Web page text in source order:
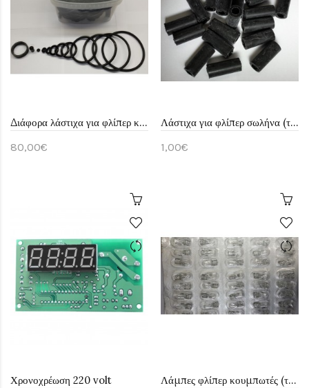
Διάφορα λάστιχα για φλίπερ κουτί
80,00€
Λάστιχα για φλίπερ σωλήνα (τεμάχιο)
1,00€
Χρονοχρέωση 220 volt
Λάμπες φλίπερ κουμπωτές (τεμάχιο)